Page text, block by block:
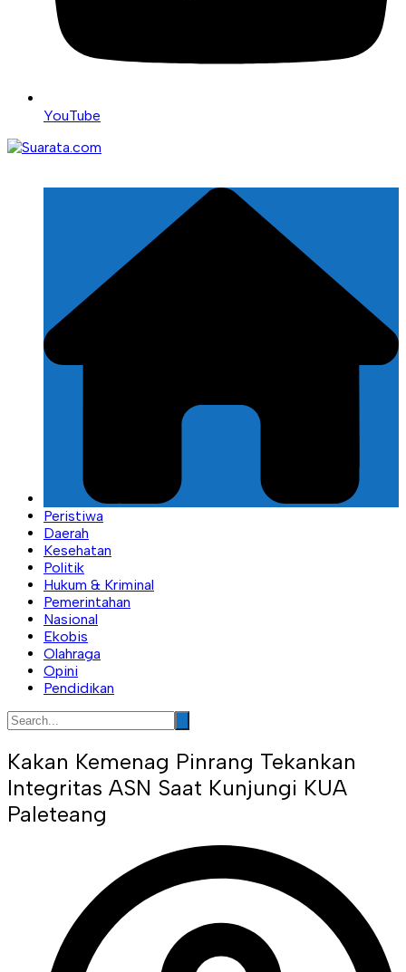
YouTube
Peristiwa
Daerah
Kesehatan
Politik
Hukum & Kriminal
Pemerintahan
Nasional
Ekobis
Olahraga
Opini
Pendidikan
Kakan Kemenag Pinrang Tekankan
Integritas ASN Saat Kunjungi KUA
Paleteang